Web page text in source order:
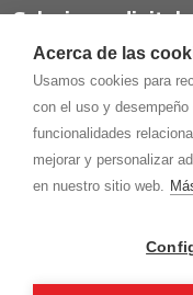
Acerca de las
Usamos cookies para
con el uso y
funcionalidades
mejorar y personalizar
en nuestro sitio web.
Soluciones
Páginas web
Tiendas online
Carta QR